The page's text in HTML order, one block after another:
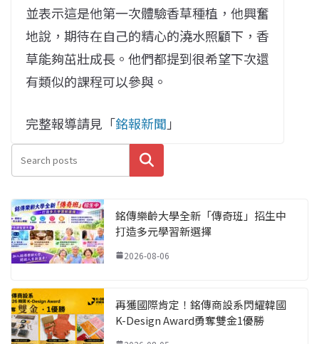
並表示這是他第一次體驗香草種植，他興奮
地說，期待在自己的精心的澆水照顧下，香
草能夠茁壯成長。 他們都提到很希望下次還
有類似的課程可以參與。
完整報導請見「銘報新聞 」
搜尋
銘傳樂齡大學全新「傳奇班」招生中
打造多元學習新選擇
2026-08-06
再獲國際肯定！銘傳商設系閃耀韓國
K-Design Award勇奪雙金1優勝